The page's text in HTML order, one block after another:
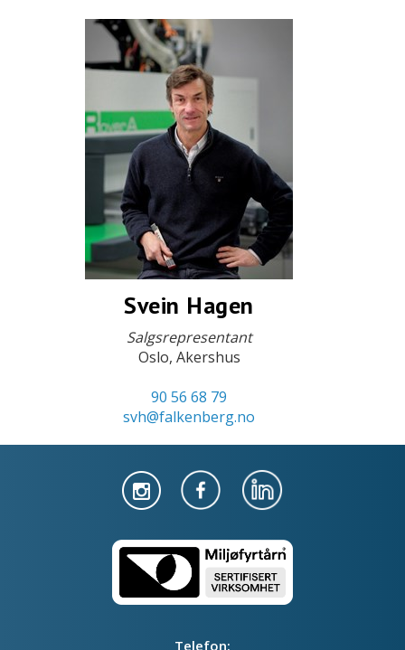
Svein Hagen
Salgsrepresentant
Oslo, Akershus
90 56 68 79
svh@falkenberg.no
Telefon: